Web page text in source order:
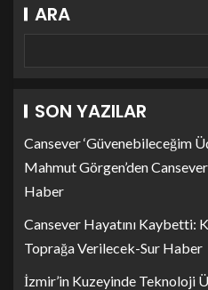
ARA
SON YAZILAR
Cansever ‘Güvenebileceğim
Mahmut Görgen’den
Haber
Cansever Hayatını Kaybetti:
Toprağa Verilecek-Sur Haber
İzmir’in Kuzeyinde Teknoloji